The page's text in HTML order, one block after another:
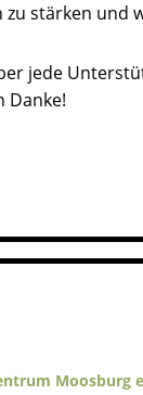
zu stärken und
jede
Danke!
Moosburg